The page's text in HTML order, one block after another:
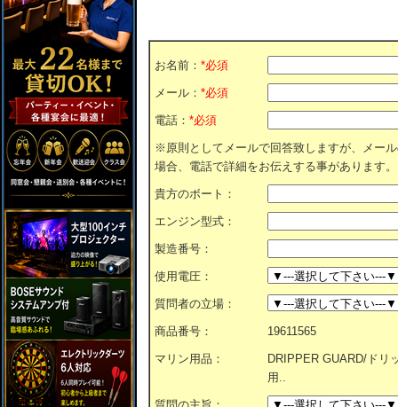
お名前： *必須
メール： *必須
電話： *必須
※原則としてメールで回答致しますが、メー
場合、電話で詳細をお伝えする事があります。
貴方のボート：
エンジン型式：
製造番号：
使用電圧：
質問者の立場：
商品番号： 19611565
マリン用品：
DRIPPER GUARD/ドリ
用..